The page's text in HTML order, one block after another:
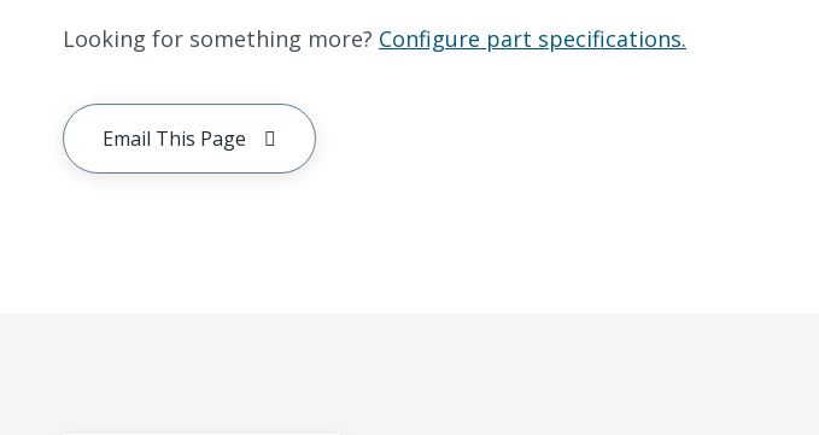
Looking for something more? Configure part specifications.
Email This Page